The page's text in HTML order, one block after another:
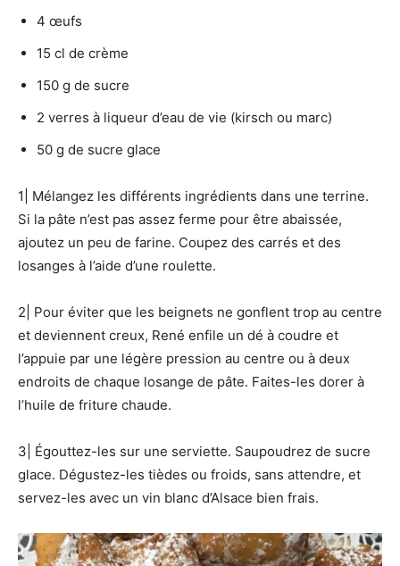
4 œufs
15 cl de crème
150 g de sucre
2 verres à liqueur d’eau de vie (kirsch ou marc)
50 g de sucre glace
1| Mélangez les différents ingrédients dans une terrine.
Si la pâte n’est pas assez ferme pour être abaissée,
ajoutez un peu de farine. Coupez des carrés et des
losanges à l’aide d’une roulette.
2| Pour éviter que les beignets ne gonflent trop au centre
et deviennent creux, René enfile un dé à coudre et
l’appuie par une légère pression au centre ou à deux
endroits de chaque losange de pâte. Faites-les dorer à
l’huile de friture chaude.
3| Égouttez-les sur une serviette. Saupoudrez de sucre
glace. Dégustez-les tièdes ou froids, sans attendre, et
servez-les avec un vin blanc d’Alsace bien frais.